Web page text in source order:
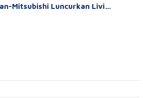
Mitsubishi Luncurkan Livi…